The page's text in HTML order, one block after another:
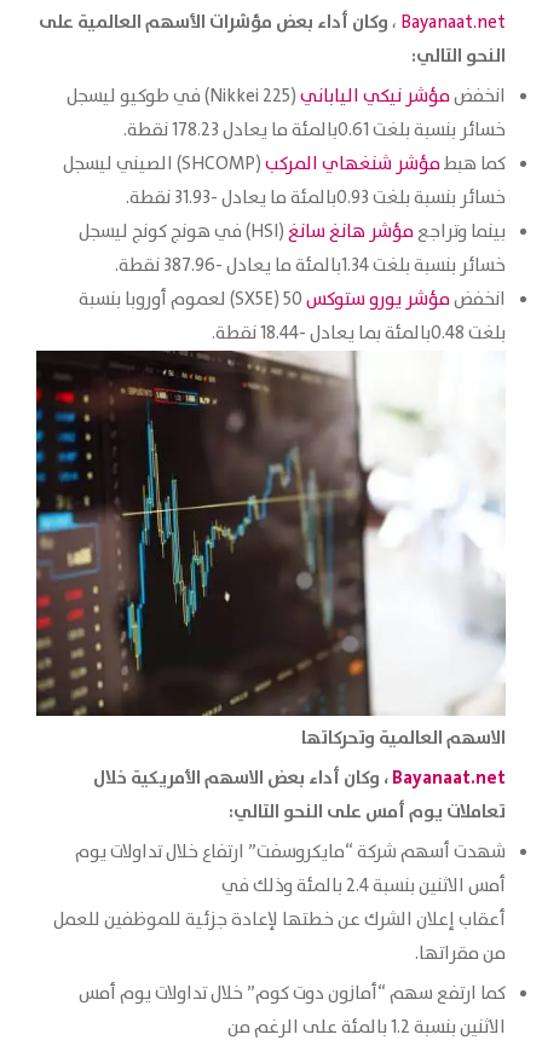
Bayanaat.net ،وكان أداء بعض مؤشرات الأسهم العالمية على
النحو التالي:
انخفضمؤشر نيكي الياباني
(Nikkei 225) في طوكيو ليسجل
خسائر بنسبة بلغت 0.61بالمئة ما يعادل 178.23 نقطة.
كما هبطمؤشر شنغهاي المركب
(SHCOMP) الصيني ليسجل
خسائر بنسبة بلغت 0.93بالمئة ما يعادل -31.93 نقطة.
بينما وتراجعمؤشر هانغ سانغ
(HSI) في هونج كونج ليسجل
خسائر بنسبة بلغت 1.34بالمئة ما يعادل -387.96 نقطة.
انخفضمؤشر يورو ستوكس
50 (SX5E) لعموم أوروبا بنسبة
بلغت 0.48بالمئة بما يعادل -18.44 نقطة.
الاسهم العالمية وتحركاتها
Bayanaat.net، وكان أداء بعض الاسهم الأمريكية خلال
تعاملات يوم أمس على النحو التالي:
شهدت أسهم شركة “مايكروسفت” ارتفاع خلال تداولات يوم
أمس الاثنين بنسبة 2.4 بالمئة وذلك في
أعقاب إعلان الشرك عن خطتها لإعادة جزئية للموظفين للعمل
من مقراتها.
كما ارتفع سهم “أمازون دوت كوم” خلال تداولات يوم أمس
الاثنين بنسبة 1.2 بالمئة على الرغم من